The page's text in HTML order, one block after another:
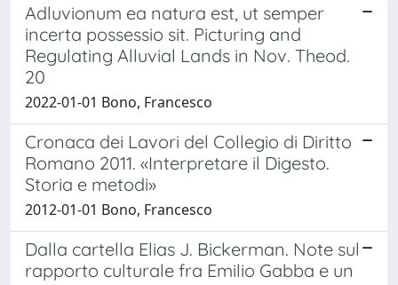
Adluvionum ea natura est, ut semper
incerta possessio sit. Picturing and
Regulating Alluvial Lands in Nov. Theod.
20
2022-01-01 Bono, Francesco
Cronaca dei Lavori del Collegio di Diritto
Romano 2011. «Interpretare il Digesto.
Storia e metodi»
2012-01-01 Bono, Francesco
Dalla cartella Elias J. Bickerman. Note sul
rapporto culturale fra Emilio Gabba e un